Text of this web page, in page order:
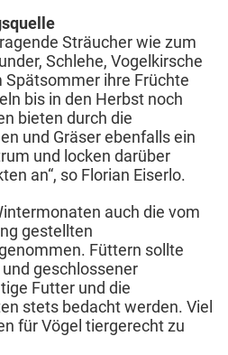
Sträucher wie zum
Schlehe, Vogelkirsche
Spätsommer ihre Früchte
bis in den Herbst noch
bieten durch die
und Gräser ebenfalls ein
und locken darüber
an“, so Florian Eiserlo.
auch die vom
gestellten
Füttern sollte
geschlossener
Futter und die
stets bedacht werden. Viel
für Vögel tiergerecht zu